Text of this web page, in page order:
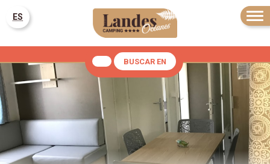
ES
BUSCAR EN